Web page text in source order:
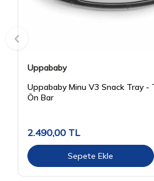
Uppababy
Uppababy Minu V3 Snack Tray -
Ön Bar
2.490,00 TL
Sepete Ekle